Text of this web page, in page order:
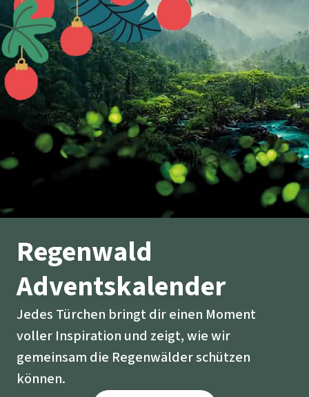
Regenwald
Adventskalender
Jedes Türchen bringt dir einen Moment
voller Inspiration und zeigt, wie wir
gemeinsam die Regenwälder schützen
können.